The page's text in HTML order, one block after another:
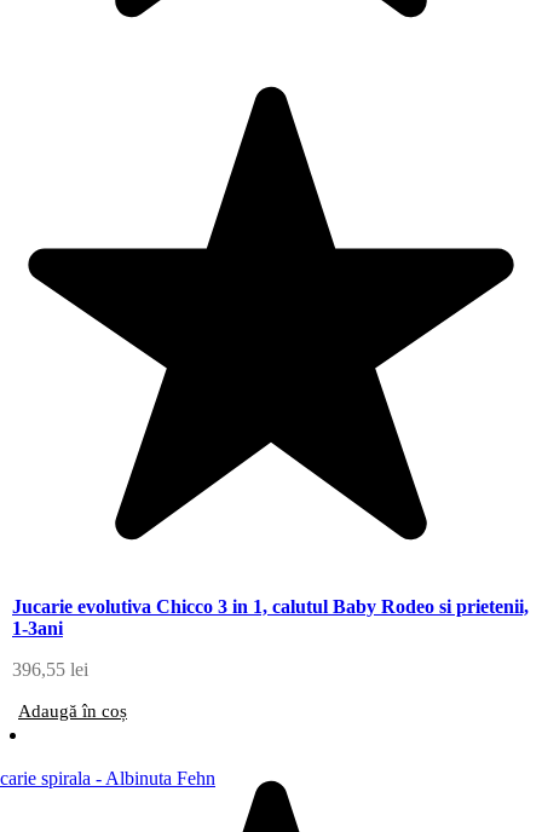
Jucarie evolutiva Chicco 3 in 1, calutul Baby Rodeo si prietenii,
1-3ani
396,55 lei
Adaugă în coș